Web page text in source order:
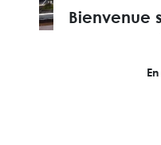
Bienvenue